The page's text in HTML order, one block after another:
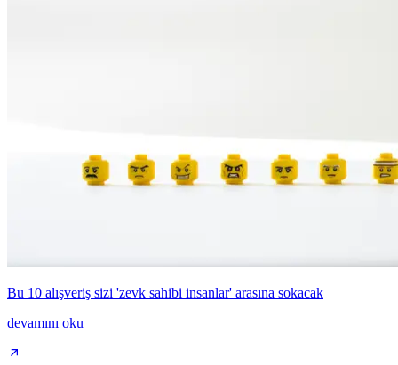
Bu 10 alışveriş sizi 'zevk sahibi insanlar' arasına sokacak
devamını oku